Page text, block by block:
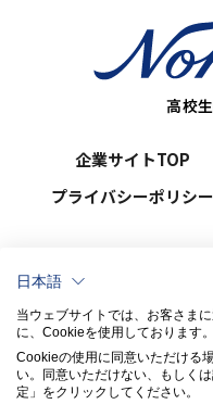
企業サイトTOP
プライバシーポリシー
日本語
当ウェブサイトでは、お客さま
に、Cookieを使用しております。
Cookieの使用に同意いただける
い。​同意いただけない、もしく
定」をクリックしてください。​